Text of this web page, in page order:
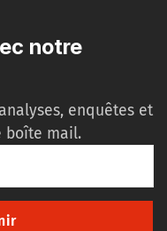
notre
enquêtes et
boîte mail.